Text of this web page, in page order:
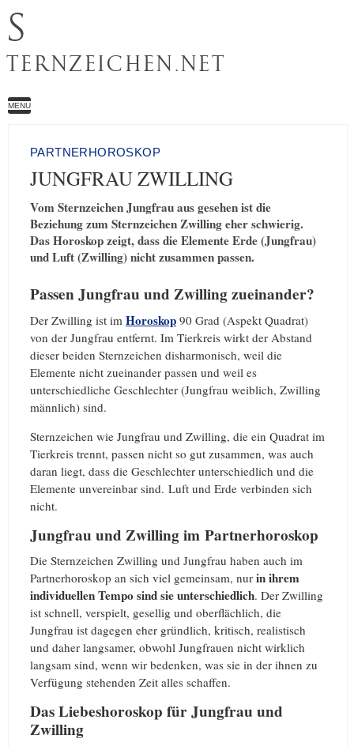
S
TERNZEICHEN.NET
MENU
PARTNERHOROSKOP
JUNGFRAU ZWILLING
Vom Sternzeichen Jungfrau aus gesehen ist die
Beziehung zum Sternzeichen Zwilling eher schwierig.
Das Horoskop zeigt, dass die Elemente Erde (Jungfrau)
und Luft (Zwilling) nicht zusammen passen.
Passen Jungfrau und Zwilling zueinander?
Der Zwilling ist im Horoskop 90 Grad (Aspekt Quadrat)
von der Jungfrau entfernt. Im Tierkreis wirkt der Abstand
dieser beiden Sternzeichen disharmonisch, weil die
Elemente nicht zueinander passen und weil es
unterschiedliche Geschlechter (Jungfrau weiblich, Zwilling
männlich) sind.
Sternzeichen wie Jungfrau und Zwilling, die ein Quadrat im
Tierkreis trennt, passen nicht so gut zusammen, was auch
daran liegt, dass die Geschlechter unterschiedlich und die
Elemente unvereinbar sind. Luft und Erde verbinden sich
nicht.
Jungfrau und Zwilling im Partnerhoroskop
Die Sternzeichen Zwilling und Jungfrau haben auch im
Partnerhoroskop an sich viel gemeinsam, nur in ihrem
individuellen Tempo sind sie unterschiedlich. Der Zwilling
ist schnell, verspielt, gesellig und oberflächlich, die
Jungfrau ist dagegen eher gründlich, kritisch, realistisch
und daher langsamer, obwohl Jungfrauen nicht wirklich
langsam sind, wenn wir bedenken, was sie in der ihnen zu
Verfügung stehenden Zeit alles schaffen.
Das Liebeshoroskop für Jungfrau und
Zwilling